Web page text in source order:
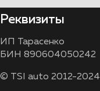
Реквизиты
ИП Тарасенко
БИН 890604050242
© TSI auto 2012-2024